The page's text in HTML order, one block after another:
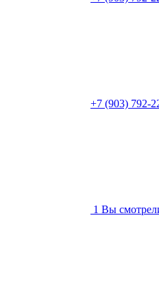
+7 (903) 792-
1 Вы